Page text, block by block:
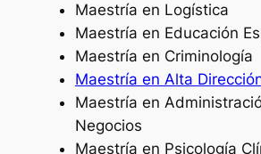
Maestría en Logística
Maestría en Educación
Maestría en Criminología
Maestría en Alta
Maestría en
Negocios
Maestría en Psicología